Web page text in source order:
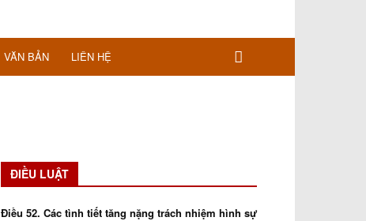
VĂN BẢN LIÊN HỆ
ĐIỀU LUẬT
Điều 52. Các tình tiết tăng nặng trách nhiệm hình sự